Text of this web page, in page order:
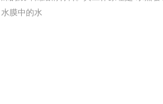
水膜中的水